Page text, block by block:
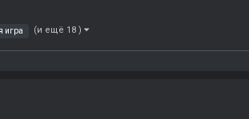
игра (и ещё 18 )